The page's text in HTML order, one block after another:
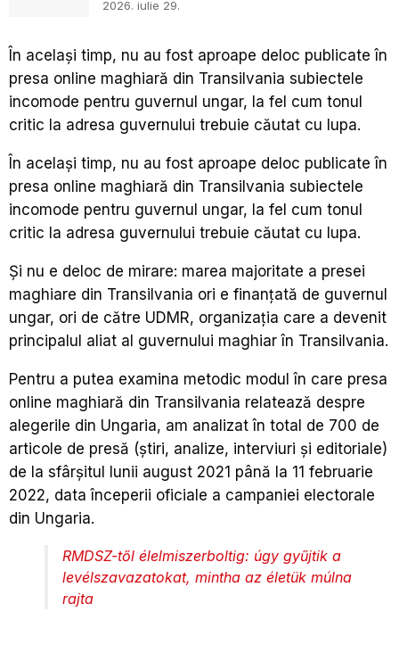
2026. iulie 29.
În același timp, nu au fost aproape deloc publicate în
presa online maghiară din Transilvania subiectele
incomode pentru guvernul ungar, la fel cum tonul
critic la adresa guvernului trebuie căutat cu lupa.
În același timp, nu au fost aproape deloc publicate în
presa online maghiară din Transilvania subiectele
incomode pentru guvernul ungar, la fel cum tonul
critic la adresa guvernului trebuie căutat cu lupa.
Și nu e deloc de mirare: marea majoritate a presei
maghiare din Transilvania ori e finanțată de guvernul
ungar, ori de către UDMR, organizația care a devenit
principalul aliat al guvernului maghiar în Transilvania.
Pentru a putea examina metodic modul în care presa
online maghiară din Transilvania relatează despre
alegerile din Ungaria, am analizat în total de 700 de
articole de presă (știri, analize, interviuri și editoriale)
de la sfârșitul lunii august 2021 până la 11 februarie
2022, data începerii oficiale a campaniei electorale
din Ungaria.
RMDSZ-től élelmiszerboltig: úgy gyűjtik a
levélszavazatokat, mintha az életük múlna
rajta